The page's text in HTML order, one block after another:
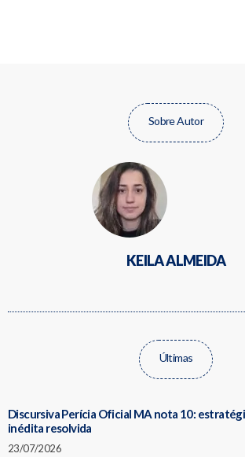
Sobre Autor
KEILA ALMEIDA
Últimas
Discursiva Perícia Oficial MA nota 10:
inédita resolvida
23/07/2026